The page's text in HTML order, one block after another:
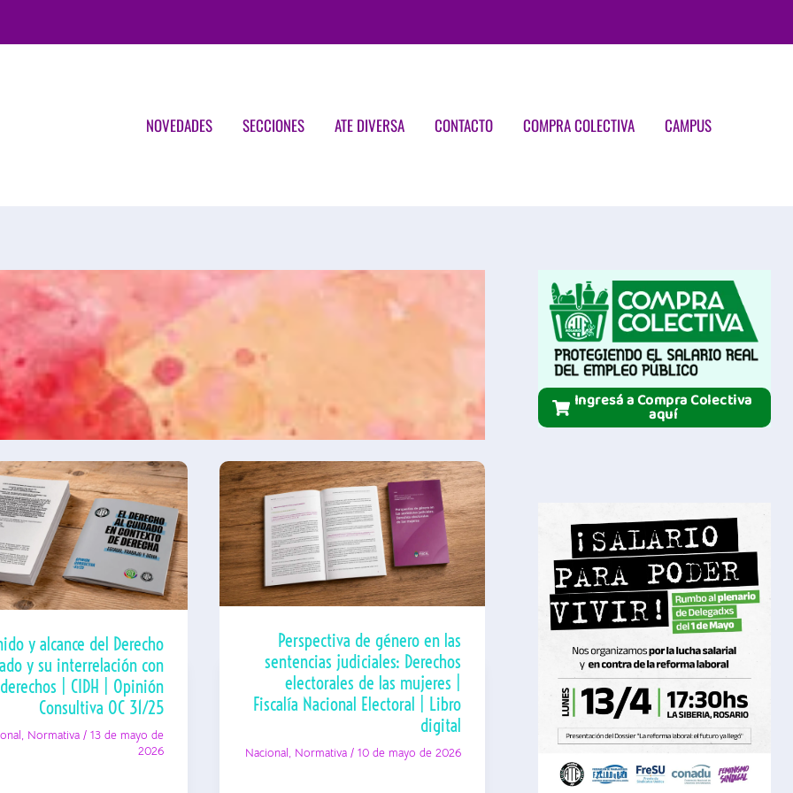
NOVEDADES SECCIONES ATE DIVERSA CONTACTO COMPRA COLECTIVA CAMPUS
y alcance del Derecho
y su interrelación con
| CIDH | Opinión
Consultiva OC 31/25
, Normativa / 13 de mayo de
2026
Perspectiva de género en las
sentencias judiciales: Derechos
electorales de las mujeres |
Fiscalía Nacional Electoral | Libro
digital
Nacional, Normativa/ 10 de mayo de 2026
Ingresá a Compra Colectiva
aquí